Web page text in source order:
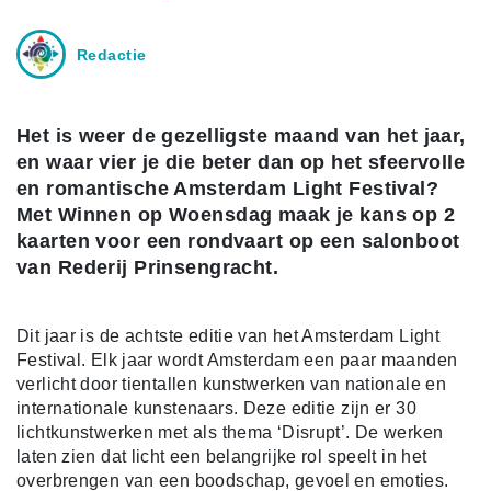
Redactie
Het is weer de gezelligste maand van het jaar,
en waar vier je die beter dan op het sfeervolle
en romantische Amsterdam Light Festival?
Met Winnen op Woensdag maak je kans op 2
kaarten voor een rondvaart op een salonboot
van Rederij Prinsengracht.
Dit jaar is de achtste editie van het Amsterdam Light
Festival. Elk jaar wordt Amsterdam een paar maanden
verlicht door tientallen kunstwerken van nationale en
internationale kunstenaars. Deze editie zijn er 30
lichtkunstwerken met als thema ‘Disrupt’. De werken
laten zien dat licht een belangrijke rol speelt in het
overbrengen van een boodschap, gevoel en emoties.